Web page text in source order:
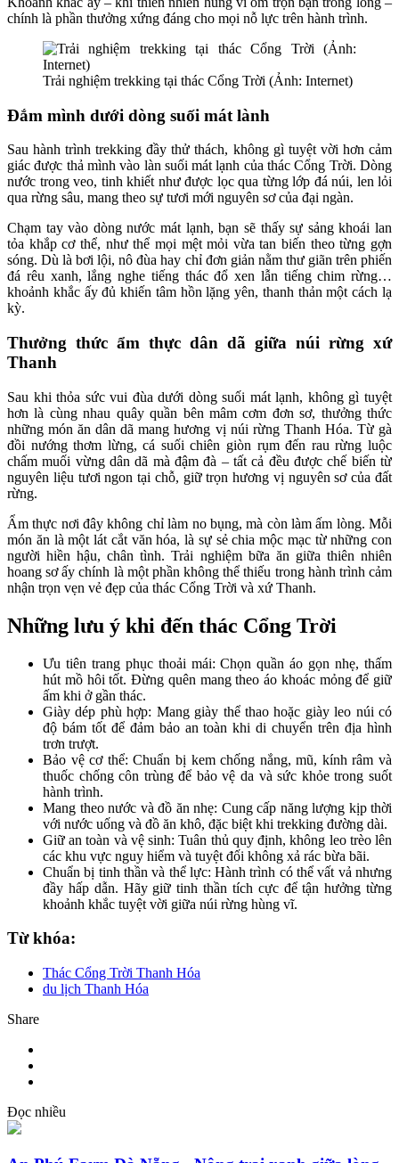
chính là phần thưởng xứng đáng cho mọi nỗ lực trên hành trình.
Trải nghiệm trekking tại thác Cổng Trời (Ảnh: Internet)
Đắm mình dưới dòng suối mát lành
Sau hành trình trekking đầy thử thách, không gì tuyệt vời hơn cảm
giác được thả mình vào làn suối mát lạnh của thác Cổng Trời. Dòng
nước trong veo, tinh khiết như được lọc qua từng lớp đá núi, len lỏi
qua rừng sâu, mang theo sự tươi mới nguyên sơ của đại ngàn.
Chạm tay vào dòng nước mát lạnh, bạn sẽ thấy sự sảng khoái lan
tỏa khắp cơ thể, như thể mọi mệt mỏi vừa tan biến theo từng gợn
sóng. Dù là bơi lội, nô đùa hay chỉ đơn giản nằm thư giãn trên phiến
đá rêu xanh, lắng nghe tiếng thác đổ xen lẫn tiếng chim rừng…
khoảnh khắc ấy đủ khiến tâm hồn lặng yên, thanh thản một cách lạ
kỳ.
Thưởng thức ẩm thực dân dã giữa núi rừng xứ
Thanh
Sau khi thỏa sức vui đùa dưới dòng suối mát lạnh, không gì tuyệt
hơn là cùng nhau quây quần bên mâm cơm đơn sơ, thưởng thức
những món ăn dân dã mang hương vị núi rừng Thanh Hóa. Từ gà
đồi nướng thơm lừng, cá suối chiên giòn rụm đến rau rừng luộc
chấm muối vừng dân dã mà đậm đà – tất cả đều được chế biến từ
nguyên liệu tươi ngon tại chỗ, giữ trọn hương vị nguyên sơ của đất
rừng.
Ẩm thực nơi đây không chỉ làm no bụng, mà còn làm ấm lòng. Mỗi
món ăn là một lát cắt văn hóa, là sự sẻ chia mộc mạc từ những con
người hiền hậu, chân tình. Trải nghiệm bữa ăn giữa thiên nhiên
hoang sơ ấy chính là một phần không thể thiếu trong hành trình cảm
nhận trọn vẹn vẻ đẹp của thác Cổng Trời và xứ Thanh.
Những lưu ý khi đến thác Cổng Trời
Ưu tiên trang phục thoải mái: Chọn quần áo gọn nhẹ, thấm
hút mồ hôi tốt. Đừng quên mang theo áo khoác mỏng để giữ
ấm khi ở gần thác.
Giày dép phù hợp: Mang giày thể thao hoặc giày leo núi có
độ bám tốt để đảm bảo an toàn khi di chuyển trên địa hình
trơn trượt.
Bảo vệ cơ thể: Chuẩn bị kem chống nắng, mũ, kính râm và
thuốc chống côn trùng để bảo vệ da và sức khỏe trong suốt
hành trình.
Mang theo nước và đồ ăn nhẹ: Cung cấp năng lượng kịp thời
với nước uống và đồ ăn khô, đặc biệt khi trekking đường dài.
Giữ an toàn và vệ sinh: Tuân thủ quy định, không leo trèo lên
các khu vực nguy hiểm và tuyệt đối không xả rác bừa bãi.
Chuẩn bị tinh thần và thể lực: Hành trình có thể vất vả nhưng
đầy hấp dẫn. Hãy giữ tinh thần tích cực để tận hưởng từng
khoảnh khắc tuyệt vời giữa núi rừng hùng vĩ.
Từ khóa:
Thác Cổng Trời Thanh Hóa
du lịch Thanh Hóa
Share
Đọc nhiều